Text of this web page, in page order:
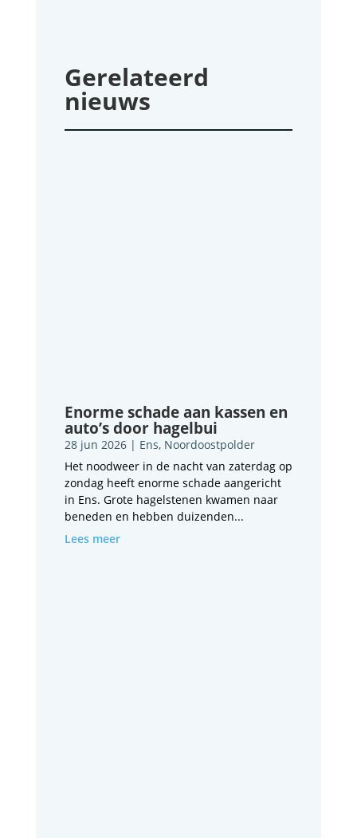
Gerelateerd
nieuws
Enorme schade aan kassen en
auto’s door hagelbui
28 jun 2026| Ens, Noordoostpolder
Het noodweer in de nacht van zaterdag op
zondag heeft enorme schade aangericht
in Ens. Grote hagelstenen kwamen naar
beneden en hebben duizenden...
Lees meer